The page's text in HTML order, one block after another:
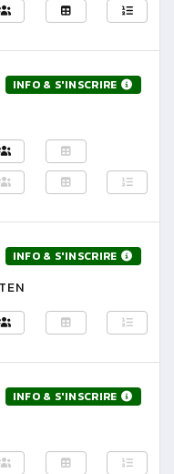
INFO & S'INSCRIRE
INFO & S'INSCRIRE
INFO & S'INSCRIRE